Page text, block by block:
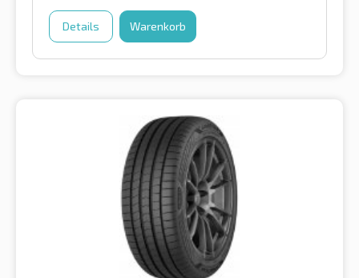
Details Warenkorb